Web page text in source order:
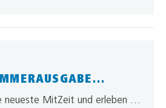
Weg, mit vielen…
neueste MitZeit und erleben Sie